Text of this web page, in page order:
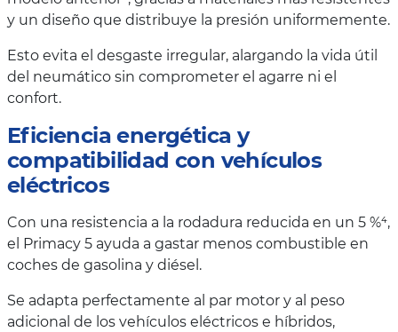
y un diseño que distribuye la presión uniformemente.
Esto evita el desgaste irregular, alargando la vida útil
del neumático sin comprometer el agarre ni el
confort.
Eficiencia energética y
compatibilidad con vehículos
eléctricos
Con una resistencia a la rodadura reducida en un 5 %⁴,
el Primacy 5 ayuda a gastar menos combustible en
coches de gasolina y diésel.
Se adapta perfectamente al par motor y al peso
adicional de los vehículos eléctricos e híbridos,